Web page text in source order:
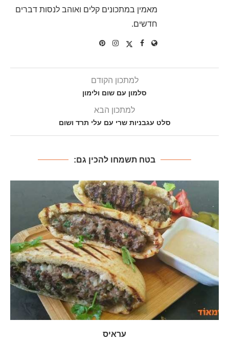
מאמין במתכונים קלים ואוהב לנסות דברים
חדשים.
למתכון הקודם
סלמון עם שום ולימון
למתכון הבא
סלט עגבניות שרי עם עלי תרד ושום
בטח תשמחו להכין גם:
עראיס